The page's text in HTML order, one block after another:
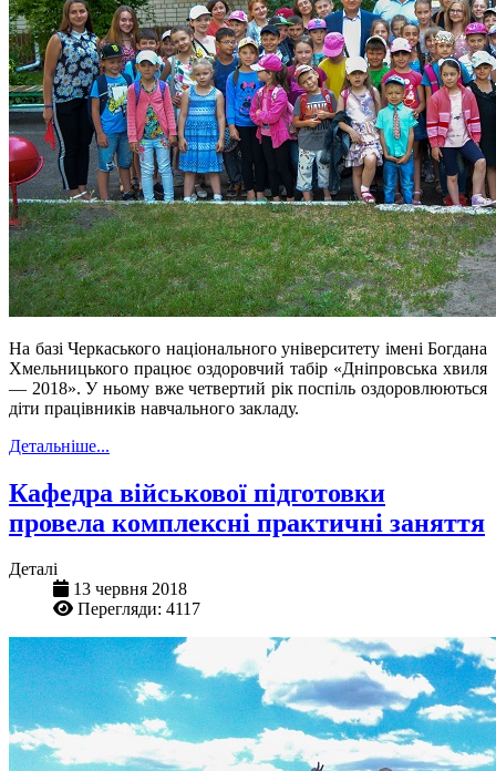
На базі Черкаського національного університету імені Богдана
Хмельницького працює оздоровчий табір «Дніпровська хвиля
— 2018». У ньому вже четвертий рік поспіль оздоровлюються
діти працівників навчального закладу.
Детальніше...
Кафедра військової підготовки
провела комплексні практичні заняття
Деталі
13 червня 2018
Перегляди: 4117